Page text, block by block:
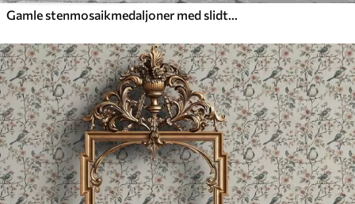
Gamle stenmosaikmedaljoner med slidte detaljer